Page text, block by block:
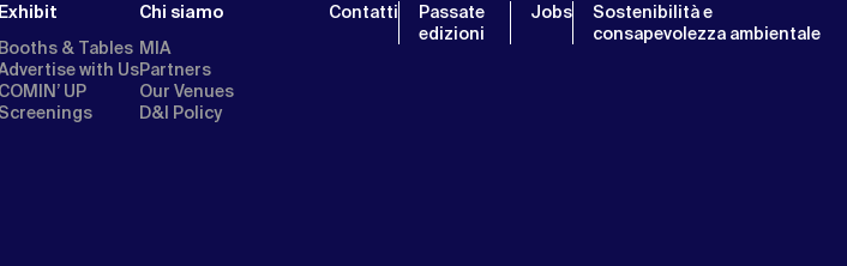
Exhibit
Booths & Tables
with Us
COMIN’ UP
Screenings
Chi siamo
MIA
Partners
Our Venues
D&I Policy
Contatti
Passate
edizioni
Jobs
Sostenibilità e
consapevolezza ambientale